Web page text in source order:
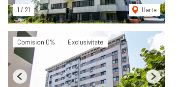
1 / 21 Harta
Comision 0% Exclusivitate
Previous Next